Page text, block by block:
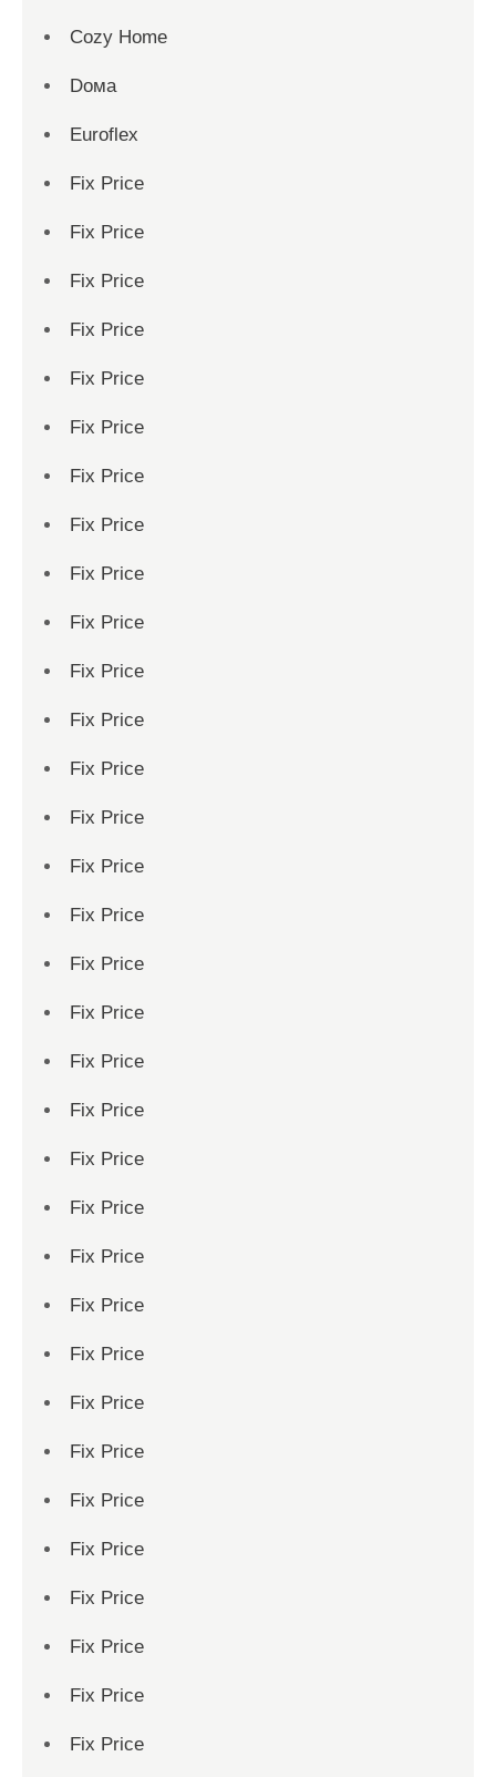
Cozy Home
Dома
Euroflex
Fix Price
Fix Price
Fix Price
Fix Price
Fix Price
Fix Price
Fix Price
Fix Price
Fix Price
Fix Price
Fix Price
Fix Price
Fix Price
Fix Price
Fix Price
Fix Price
Fix Price
Fix Price
Fix Price
Fix Price
Fix Price
Fix Price
Fix Price
Fix Price
Fix Price
Fix Price
Fix Price
Fix Price
Fix Price
Fix Price
Fix Price
Fix Price
Fix Price